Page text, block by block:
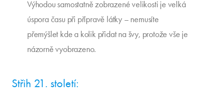
Výhodou samostatně zobrazené velikosti je velká
úspora času při přípravě látky – nemusíte
přemýšlet kde a kolik přidat na švy, protože vše je
názorně vyobrazeno.
Střih 21. století: